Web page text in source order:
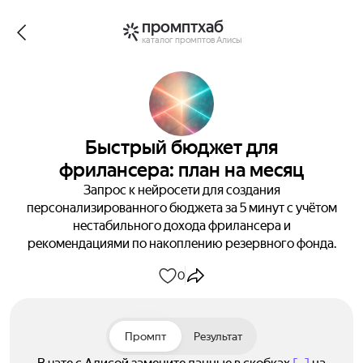
промптхаб
каталог промптов Алисы
Быстрый бюджет для
фрилансера: план на месяц
Запрос к нейросети для создания
персонализированного бюджета за 5 минут с учётом
нестабильного дохода фрилансера и
рекомендациями по накоплению резервного фонда.
0
Промпт Результат